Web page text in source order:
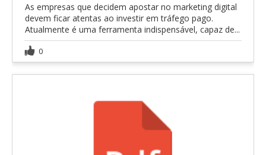
As empresas que decidem apostar no marketing digital
devem ficar atentas ao investir em tráfego pago.
Atualmente é uma ferramenta indispensável, capaz de...
0